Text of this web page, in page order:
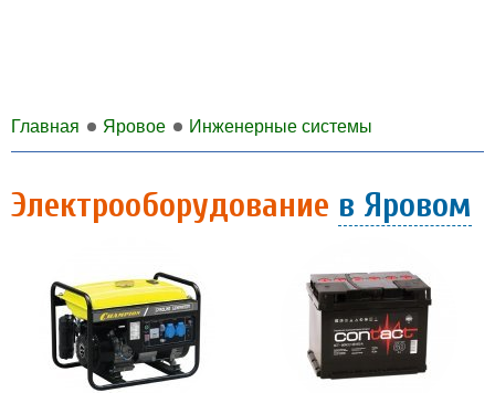
Главная Яровое Инженерные системы
Электрооборудование в Яровом